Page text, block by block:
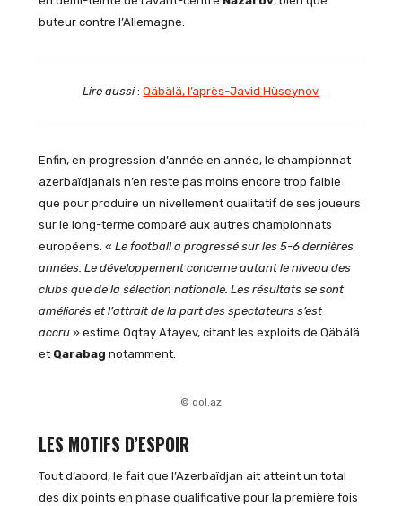
buteur contre l’Allemagne.
Lire aussi:Qäbälä, l’après-Javid Hüseynov
Enfin, en progression d’année en année, le championnat
azerbaïdjanais n’en reste pas moins encore trop faible
que pour produire un nivellement qualitatif de ses joueurs
sur le long-terme comparé aux autres championnats
européens. « Le football a progressé sur les 5-6 dernières
années. Le développement concerne autant le niveau des
clubs que de la sélection nationale. Les résultats se sont
améliorés et l’attrait de la part des spectateurs s’est
accru» estime Oqtay Atayev, citant les exploits de Qäbälä
et Qarabag notamment.
© qol.az
LES MOTIFS D’ESPOIR
Tout d’abord, le fait que l’Azerbaïdjan ait atteint un total
des dix points en phase qualificative pour la première fois